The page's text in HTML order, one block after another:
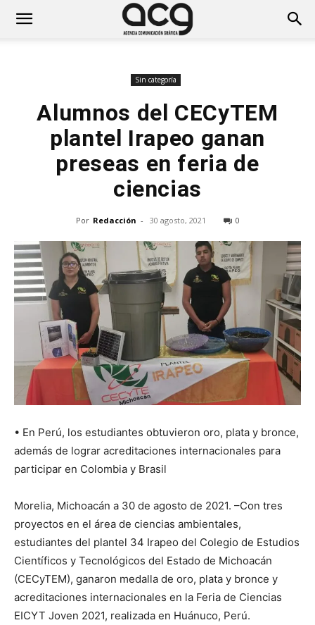
Sin categoría
Alumnos del CECyTEM
plantel Irapeo ganan
preseas en feria de
ciencias
Por Redacción - 30 agosto, 2021 0
• En Perú, los estudiantes obtuvieron oro, plata y bronce,
además de lograr acreditaciones internacionales para
participar en Colombia y Brasil
Morelia, Michoacán a 30 de agosto de 2021. –Con tres
proyectos en el área de ciencias ambientales,
estudiantes del plantel 34 Irapeo del Colegio de Estudios
Científicos y Tecnológicos del Estado de Michoacán
(CECyTEM), ganaron medalla de oro, plata y bronce y
acreditaciones internacionales en la Feria de Ciencias
EICYT Joven 2021, realizada en Huánuco, Perú.